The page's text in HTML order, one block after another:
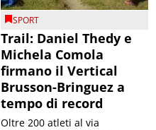
SPORT
Trail: Daniel Thedy e
Michela Comola
firmano il Vertical
Brusson-Bringuez a
tempo di record
Oltre 200 atleti al via